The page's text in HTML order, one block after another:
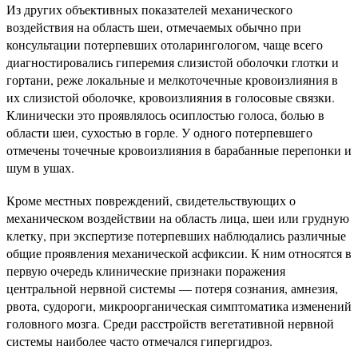
Из других объективных показателей механического
воздействия на область шеи, отмечаемых обычно при
консультации потерпевших отоларингологом, чаще всего
диагностировались гиперемия слизистой оболочки глотки и
гортани, реже локальные и мелкоточечные кровоизлияния в
их слизистой оболочке, кровоизлияния в голосовые связки.
Клинически это проявлялось осиплостью голоса, болью в
области шеи, сухостью в горле. У одного потерпевшего
отмечены точечные кровоизлияния в барабанные перепонки и
шум в ушах.
Кроме местных повреждений, свидетельствующих о
механическом воздействии на область лица, шеи или грудную
клетку, при экспертизе потерпевших наблюдались различные
общие проявления механической асфиксии. К ним относятся в
первую очередь клинические признаки поражения
центральной нервной системы — потеря сознания, амнезия,
рвота, судороги, микроорганическая симптоматика изменений
головного мозга. Среди расстройств вегетативной нервной
системы наиболее часто отмечался гипергидроз.